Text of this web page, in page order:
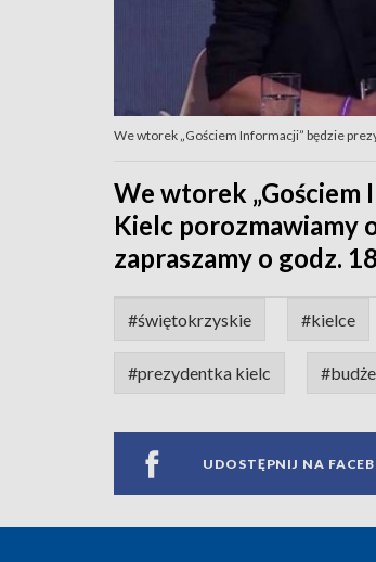
We wtorek „Gościem Informacji” będzie
We wtorek „Gościem
Kielc porozmawiamy
zapraszamy o godz.
#świętokrzyskie #kielce
#prezydentka kielc
UDOSTĘPNIJ NA